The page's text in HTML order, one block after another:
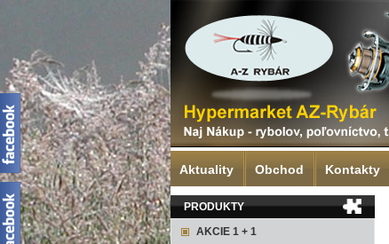
PRODUKTY
AKCIE 1 + 1
Aktuality Obchod Kontakty